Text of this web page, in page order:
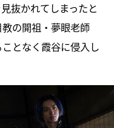
抜かれてしまったと
の開祖・夢眼老師
となく霞谷に侵入し